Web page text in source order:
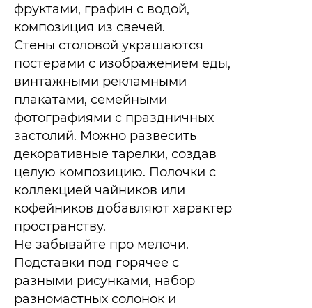
фруктами, графин с водой,
композиция из свечей.​
Стены столовой украшаются
постерами с изображением еды,
винтажными рекламными
плакатами, семейными
фотографиями с праздничных
застолий. Можно развесить
декоративные тарелки, создав
целую композицию. Полочки с
коллекцией чайников или
кофейников добавляют характер
пространству.
Не забывайте про мелочи.
Подставки под горячее с
разными рисунками, набор
разномастных солонок и